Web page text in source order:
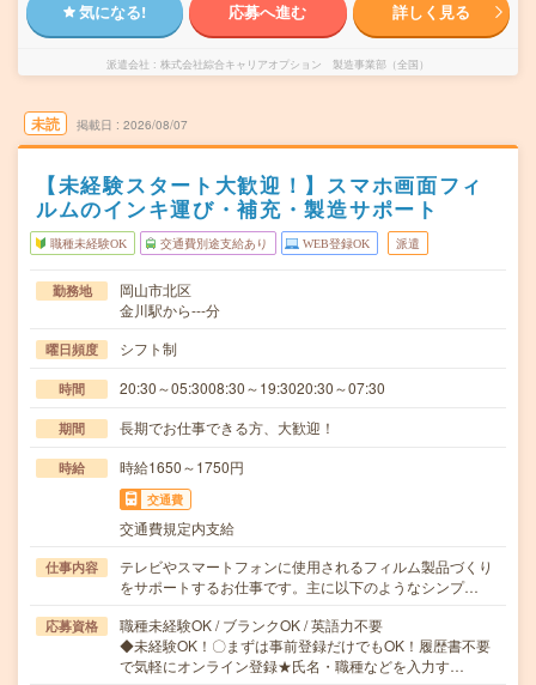
気になる! 応募へ進む 詳しく見る
派遣会社 株式会社綜合キャリアオプション 製造事業部（全国）
未読 掲載日 2026/08/07
【未経験スタート大歓迎！】スマホ画面フィ
ルムのインキ運び・補充・製造サポート
職種未経験OK 交通費別途支給あり WEB登録OK 派遣
勤務地
岡山市北区
金川駅から---分
曜日頻度 シフト制
時間 20:30～05:3008:30～19:3020:30～07:30
期間 長期でお仕事できる方、大歓迎！
時給 時給1650～1750円
交通費
交通費規定内支給
仕事内容
テレビやスマートフォンに使用されるフィルム製品づくり
をサポートするお仕事です。主に以下のようなシンプ…
応募資格
職種未経験OK / ブランクOK / 英語力不要
◆未経験OK！〇まずは事前登録だけでもOK！履歴書不要
で気軽にオンライン登録★氏名・職種などを入力す…